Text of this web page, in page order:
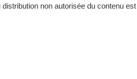
non autorisée du contenu est